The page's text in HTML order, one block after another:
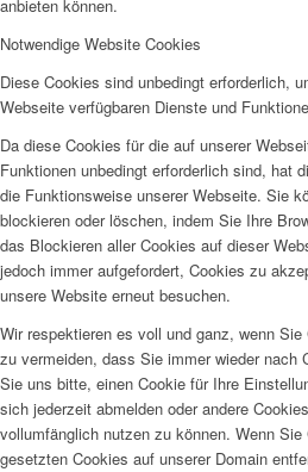
anbieten können.
Notwendige Website Cookies
Diese Cookies sind unbedingt erforderlich,
Webseite verfügbaren Dienste und
Da diese Cookies für die auf unserer
Funktionen unbedingt erforderlich sind, hat
die Funktionsweise unserer Webseite. Sie
blockieren oder löschen, indem Sie Ihre
das Blockieren aller Cookies auf dieser
jedoch immer aufgefordert, Cookies zu
unsere Website erneut besuchen.
Wir respektieren es voll und ganz, wenn
zu vermeiden, dass Sie immer wieder nach
Sie uns bitte, einen Cookie für Ihre
sich jederzeit abmelden oder andere
vollumfänglich nutzen zu können. Wenn
gesetzten Cookies auf unserer Domain